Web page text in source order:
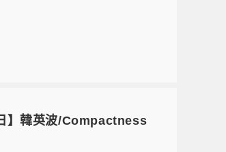
】韓英波/Compactness